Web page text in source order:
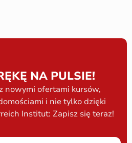
NA PULSIE!
nowymi ofertami kursów,
i nie tylko dzięki
Institut: Zapisz się teraz!